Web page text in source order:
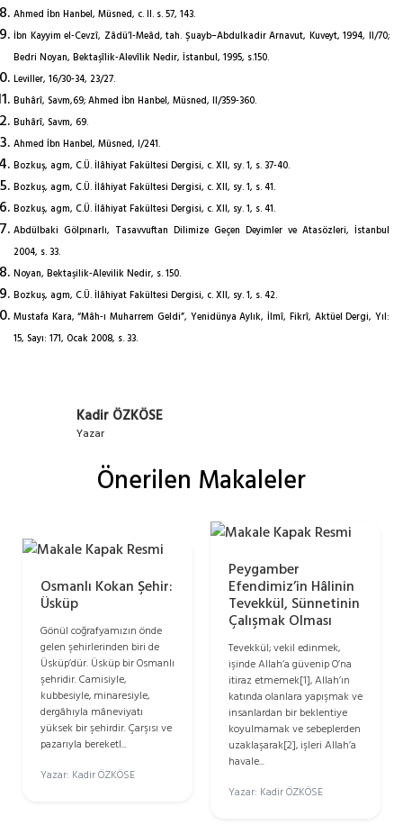
Ahmed İbn Hanbel, Müsned, c. II. s. 57, 143.
İbn Kayyim el-Cevzî, Zâdü’l-Meâd, tah. Şuayb–Abdulkadir Arnavut, Kuveyt, 1994, II/70;
Bedri Noyan, Bektaşîlik-Alevîlik Nedir, İstanbul, 1995, s.150.
Leviller, 16/30-34, 23/27.
Buhârî, Savm,69; Ahmed İbn Hanbel, Müsned, II/359-360.
Buhârî, Savm, 69.
Ahmed İbn Hanbel, Müsned, I/241.
Bozkuş, agm, C.Ü. İlâhiyat Fakültesi Dergisi, c. XII, sy. 1, s. 37-40.
Bozkuş, agm, C.Ü. İlâhiyat Fakültesi Dergisi, c. XII, sy. 1, s. 41.
Bozkuş, agm, C.Ü. İlâhiyat Fakültesi Dergisi, c. XII, sy. 1, s. 41.
Abdülbaki Gölpınarlı, Tasavvuftan Dilimize Geçen Deyimler ve Atasözleri, İstanbul
2004, s. 33.
Noyan, Bektaşilik-Alevilik Nedir, s. 150.
Bozkuş, agm, C.Ü. İlâhiyat Fakültesi Dergisi, c. XII, sy. 1, s. 42.
Mustafa Kara, “Mâh-ı Muharrem Geldi”, Yenidünya Aylık, İlmî, Fikrî, Aktüel Dergi, Yıl:
15, Sayı: 171, Ocak 2008, s. 33.
Kadir ÖZKÖSE
Yazar
Önerilen Makaleler
Osmanlı Kokan Şehir:
Üsküp
Gönül coğrafyamızın önde
gelen şehirlerinden biri de
Üsküp’dür. Üsküp bir Osmanlı
şehridir. Camisiyle,
kubbesiyle, minaresiyle,
dergâhıyla mâneviyatı
yüksek bir şehirdir. Çarşısı ve
pazarıyla bereketl...
Yazar: Kadir ÖZKÖSE
Peygamber
Efendimiz’in Hâlinin
Tevekkül, Sünnetinin
Çalışmak Olması
Tevekkül; vekil edinmek,
işinde Allah’a güvenip O’na
itiraz etmemek[1], Allah’ın
katında olanlara yapışmak ve
insanlardan bir beklentiye
koyulmamak ve sebeplerden
uzaklaşarak[2], işleri Allah’a
havale...
Yazar: Kadir ÖZKÖSE